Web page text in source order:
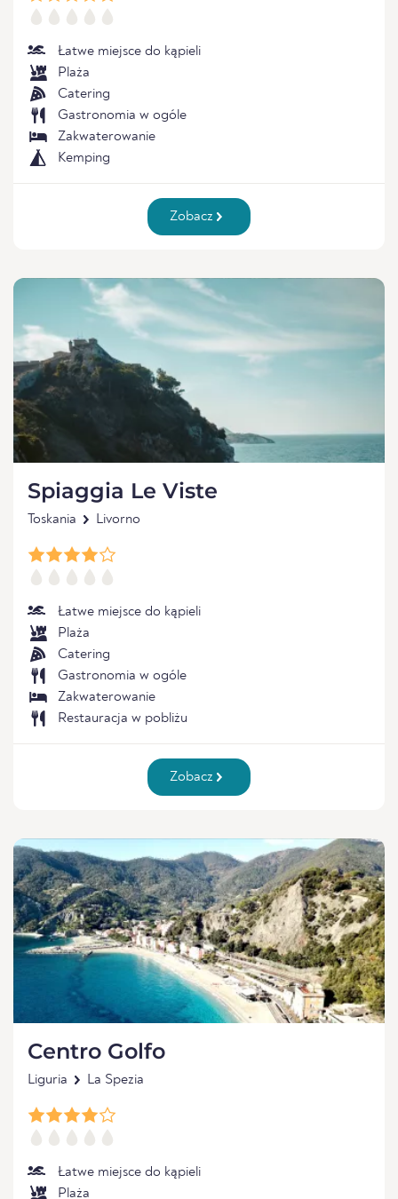
Łatwe miejsce do kąpieli
Plaża
Catering
Gastronomia w ogóle
Zakwaterowanie
Kemping
Zobacz
Spiaggia Le Viste
Toskania Livorno
Łatwe miejsce do kąpieli
Plaża
Catering
Gastronomia w ogóle
Zakwaterowanie
Restauracja w pobliżu
Zobacz
Centro Golfo
Liguria La Spezia
Łatwe miejsce do kąpieli
Plaża